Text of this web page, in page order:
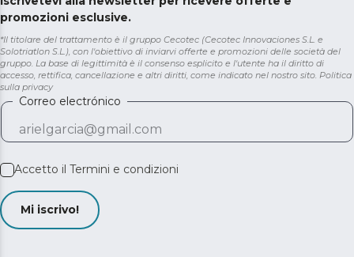
promozioni esclusive.
*Il titolare del trattamento è il gruppo Cecotec (Cecotec Innovaciones S.L. e
Solotriatlon S.L.), con l'obiettivo di inviarvi offerte e promozioni delle società del
gruppo. La base di legittimità è il consenso esplicito e l'utente ha il diritto di
accesso, rettifica, cancellazione e altri diritti, come indicato nel nostro sito. Politica
sulla privacy
Correo electrónico
Accetto il Termini e condizioni
Mi iscrivo!